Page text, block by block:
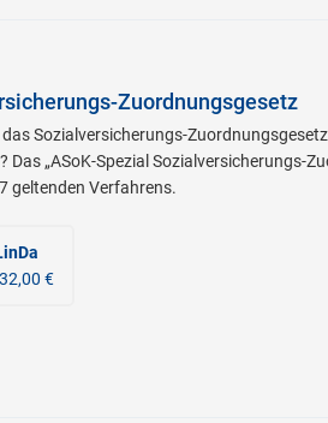
Zuordnungsgesetz
Sozialversicherungs-
Das „ASoK-Spezial
geltenden Verfahrens.
€